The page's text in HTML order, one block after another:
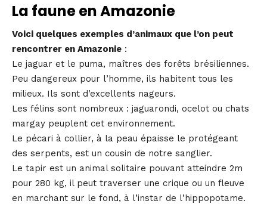
La faune en Amazonie
Voici quelques exemples d’animaux que l’on peut
rencontrer en Amazonie :
Le jaguar et le puma, maîtres des forêts brésiliennes.
Peu dangereux pour l’homme, ils habitent tous les
milieux. Ils sont d’excellents nageurs.
Les félins sont nombreux : jaguarondi, ocelot ou chats
margay peuplent cet environnement.
Le pécari à collier, à la peau épaisse le protégeant
des serpents, est un cousin de notre sanglier.
Le tapir est un animal solitaire pouvant atteindre 2m
pour 280 kg, il peut traverser une crique ou un fleuve
en marchant sur le fond, à l’instar de l’hippopotame.